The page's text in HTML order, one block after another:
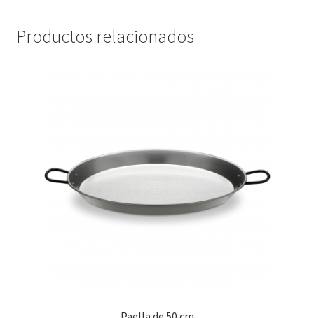
Tienda
Productos relacionados